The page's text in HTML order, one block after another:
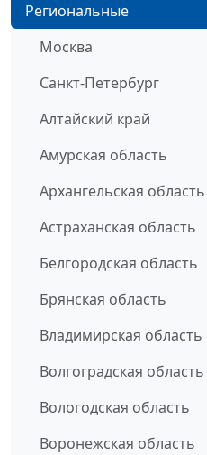
Региональные
Москва
Санкт-Петербург
Алтайский край
Амурская область
Архангельская область
Астраханская область
Белгородская область
Брянская область
Владимирская область
Волгоградская область
Вологодская область
Воронежская область